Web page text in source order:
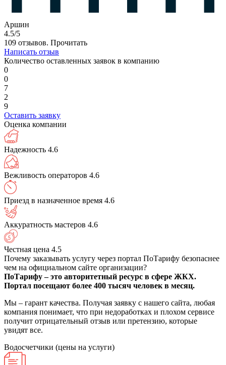
Аршин
4.5/5
109 отзывов. Прочитать
Написать отзыв
Количество оставленных заявок в компанию
0
0
7
2
9
Оставить заявку
Оценка компании
Надежность 4.6
Вежливость операторов 4.6
Приезд в назначенное время 4.6
Аккуратность мастеров 4.6
Честная цена 4.5
Почему заказывать услугу через портал ПоТарифу безопаснее
чем на официальном сайте организации?
ПоТарифу – это авторитетный ресурс в сфере ЖКХ.
Портал посещают более 400 тысяч человек в месяц.
Мы – гарант качества. Получая заявку с нашего сайта, любая
компания понимает, что при недоработках и плохом сервисе
получит отрицательный отзыв или претензию, которые
увидят все.
Водосчетчики (цены на услуги)